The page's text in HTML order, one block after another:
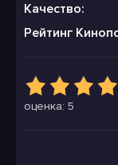
Качество:
Рейтинг
оценка: 5